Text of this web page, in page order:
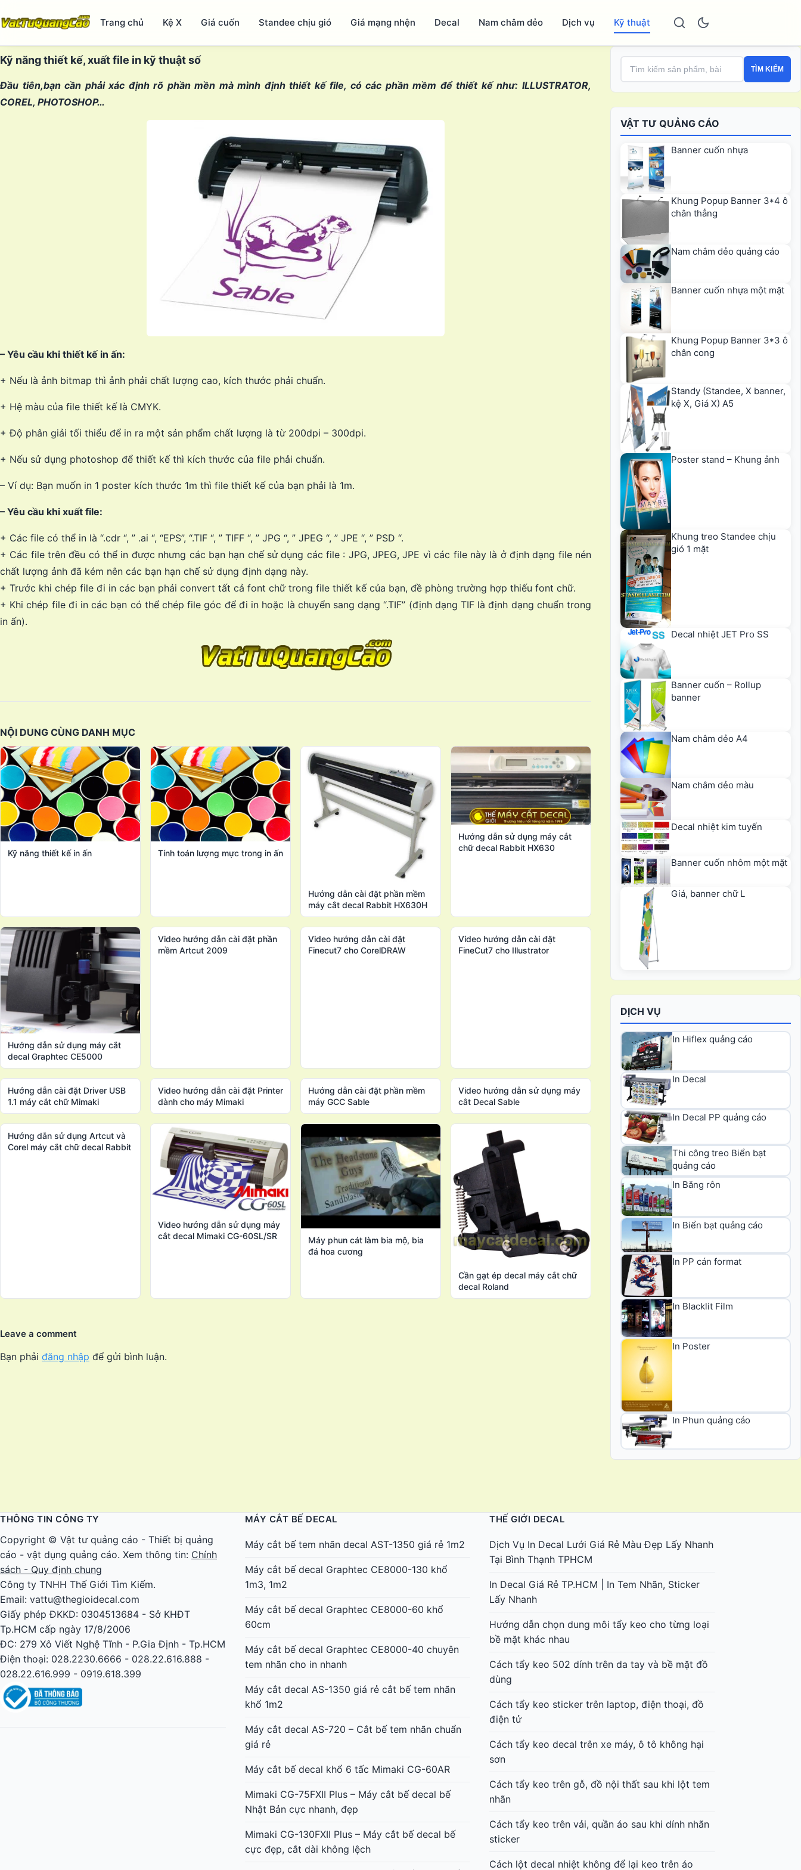
Trang chủ Kệ X Giá cuốn Standee chịu gió Giá mạng nhện Decal Nam châm dẻo Dịch vụ Kỹ thuật
Kỹ năng thiết kế, xuất file in kỹ thuật số
Đầu tiên,bạn cần phải xác định rõ phần mền mà mình định thiết kế file, có các phần mềm để thiết kế như: ILLUSTRATOR,
COREL, PHOTOSHOP…
– Yêu cầu khi thiết kế in ấn:
+ Nếu là ảnh bitmap thì ảnh phải chất lượng cao, kích thước phải chuẩn.
+ Hệ màu của file thiết kế là CMYK.
+ Độ phân giải tối thiểu để in ra một sản phẩm chất lượng là từ 200dpi – 300dpi.
+ Nếu sử dụng photoshop để thiết kế thì kích thước của file phải chuẩn.
– Ví dụ: Bạn muốn in 1 poster kích thước 1m thì file thiết kế của bạn phải là 1m.
– Yêu cầu khi xuất file:
+ Các file có thể in là “.cdr “, ” .ai “, “EPS”, “.TIF “, ” TIFF “, ” JPG “, ” JPEG “, ” JPE “, ” PSD “.
+ Các file trên đều có thể in được nhưng các bạn hạn chế sử dụng các file : JPG, JPEG, JPE vì các file này là ở định dạng file nén
chất lượng ảnh đã kém nên các bạn hạn chế sử dụng định dạng này.
+ Trước khi chép file đi in các bạn phải convert tất cả font chữ trong file thiết kế của bạn, đề phòng trường hợp thiếu font chữ.
+ Khi chép file đi in các bạn có thể chép file góc để đi in hoặc là chuyển sang dạng “.TIF” (định dạng TIF là định dạng chuẩn trong
in ấn).
NỘI DUNG CÙNG DANH MỤC
Kỹ năng thiết kế in ấn Tính toán lượng mực trong in ấn
Hướng dẫn cài đặt phần mềm
máy cắt decal Rabbit HX630H
Hướng dẫn sử dụng máy cắt
chữ decal Rabbit HX630
Hướng dẫn sử dụng máy cắt
decal Graphtec CE5000
Video hướng dẫn cài đặt phần
mềm Artcut 2009
Video hướng dẫn cài đặt
Finecut7 cho CorelDRAW
Video hướng dẫn cài đặt
FineCut7 cho Illustrator
Hướng dẫn cài đặt Driver USB
1.1 máy cắt chữ Mimaki
Video hướng dẫn cài đặt Printer
dành cho máy Mimaki
Hướng dẫn cài đặt phần mềm
máy GCC Sable
Video hướng dẫn sử dụng máy
cắt Decal Sable
Hướng dẫn sử dụng Artcut và
Corel máy cắt chữ decal Rabbit
Video hướng dẫn sử dụng máy
cắt decal Mimaki CG-60SL/SR
Máy phun cát làm bia mộ, bia
đá hoa cương
Cần gạt ép decal máy cắt chữ
decal Roland
Leave a comment
Bạn phải đăng nhập để gửi bình luận.
TÌM KIẾM
VẬT TƯ QUẢNG CÁO
Banner cuốn nhựa
Khung Popup Banner 3*4 ô
chân thẳng
Nam châm dẻo quảng cáo
Banner cuốn nhựa một mặt
Khung Popup Banner 3*3 ô
chân cong
Standy (Standee, X banner,
kệ X, Giá X) A5
Poster stand – Khung ảnh
Khung treo Standee chịu
gió 1 mặt
Decal nhiệt JET Pro SS
Banner cuốn – Rollup
banner
Nam châm dẻo A4
Nam châm dẻo màu
Decal nhiệt kim tuyến
Banner cuốn nhôm một mặt
Giá, banner chữ L
DỊCH VỤ
In Hiflex quảng cáo
In Decal
In Decal PP quảng cáo
Thi công treo Biển bạt
quảng cáo
In Băng rôn
In Biển bạt quảng cáo
In PP cán format
In Blacklit Film
In Poster
In Phun quảng cáo
THÔNG TIN CÔNG TY
Copyright © Vật tư quảng cáo - Thiết bị quảng
cáo - vật dụng quảng cáo. Xem thông tin: Chính
sách - Quy định chung
Công ty TNHH Thế Giới Tìm Kiếm.
Email: vattu@thegioidecal.com
Giấy phép ĐKKD: 0304513684 - Sở KHĐT
Tp.HCM cấp ngày 17/8/2006
ĐC: 279 Xô Viết Nghệ Tĩnh - P.Gia Định - Tp.HCM
Điện thoại: 028.2230.6666 - 028.22.616.888 -
028.22.616.999 - 0919.618.399
MÁY CẮT BẾ DECAL
Máy cắt bế tem nhãn decal AST-1350 giá rẻ 1m2
Máy cắt bế decal Graphtec CE8000-130 khổ
1m3, 1m2
Máy cắt bế decal Graphtec CE8000-60 khổ
60cm
Máy cắt bế decal Graphtec CE8000-40 chuyên
tem nhãn cho in nhanh
Máy cắt decal AS-1350 giá rẻ cắt bế tem nhãn
khổ 1m2
Máy cắt decal AS-720 – Cắt bế tem nhãn chuẩn
giá rẻ
Máy cắt bế decal khổ 6 tấc Mimaki CG-60AR
Mimaki CG-75FXII Plus – Máy cắt bế decal bế
Nhật Bản cực nhanh, đẹp
Mimaki CG-130FXII Plus – Máy cắt bế decal bế
cực đẹp, cắt dài không lệch
THẾ GIỚI DECAL
Dịch Vụ In Decal Lưới Giá Rẻ Màu Đẹp Lấy Nhanh
Tại Bình Thạnh TPHCM
In Decal Giá Rẻ TP.HCM | In Tem Nhãn, Sticker
Lấy Nhanh
Hướng dẫn chọn dung môi tẩy keo cho từng loại
bề mặt khác nhau
Cách tẩy keo 502 dính trên da tay và bề mặt đồ
dùng
Cách tẩy keo sticker trên laptop, điện thoại, đồ
điện tử
Cách tẩy keo decal trên xe máy, ô tô không hại
sơn
Cách tẩy keo trên gỗ, đồ nội thất sau khi lột tem
nhãn
Cách tẩy keo trên vải, quần áo sau khi dính nhãn
sticker
Cách lột decal nhiệt không để lại keo trên áo